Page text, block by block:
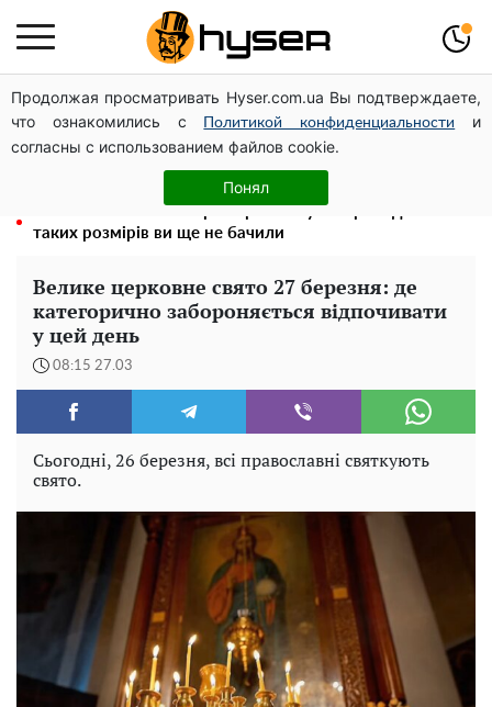
Продолжая просматривать Hyser.com.ua Вы подтверждаете,
что ознакомились с
Политикой конфиденциальности
и
согласны с использованием файлов cookie.
Понял
Посол ОБСЄ вдруге відвідав місце російського удару
по житловому будинку на Подолі
Олена Тополя злив відео – це далеко не все: фронтмен
"Антитіла" Тарас Тополя став наступним
таких розмірів ви ще не бачили
Велике церковне свято 27 березня: де
категорично забороняється відпочивати
у цей день
08:15 27.03
Сьогодні, 26 березня, всі православні святкують
свято.